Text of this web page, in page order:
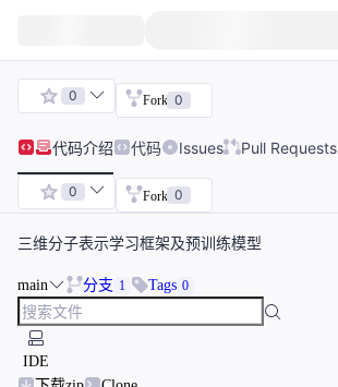
0 Fork 0
代码介绍 代码 Issues Pull Requests
0 Fork 0
三维分子表示学习框架及预训练模型
main 分支 1 Tags 0
IDE